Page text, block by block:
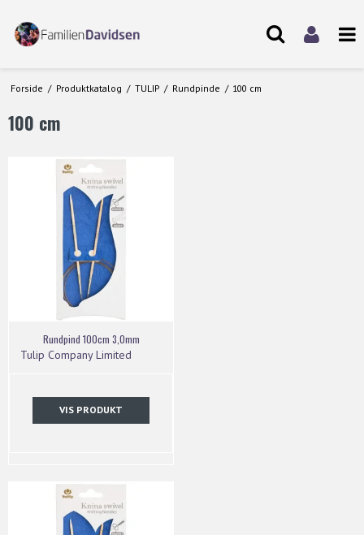
Forside / Produktkatalog / TULIP / Rundpinde / 100 cm
100 cm
Rundpind 100cm 3,0mm
Tulip Company Limited
VIS PRODUKT